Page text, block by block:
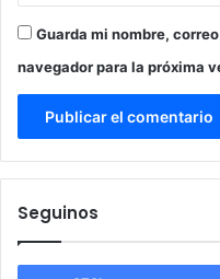
Guarda mi nombre,
navegador para la próxima
Seguinos